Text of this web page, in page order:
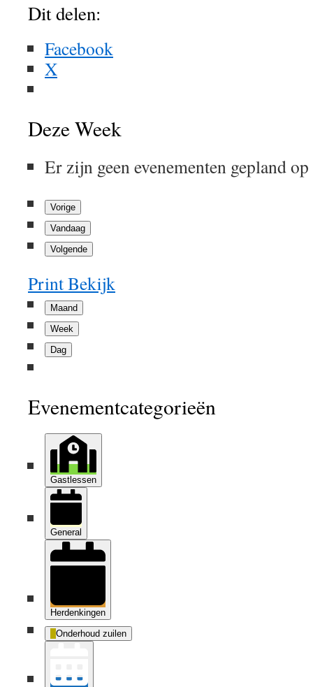
Dit delen:
Facebook
X
Deze Week
Er zijn geen evenementen gepland
Vorige
Vandaag
Volgende
PrintBekijk
Maand
Week
Dag
Evenementcategorieën
Gastlessen
General
Herdenkingen
Onderhoud zuilen